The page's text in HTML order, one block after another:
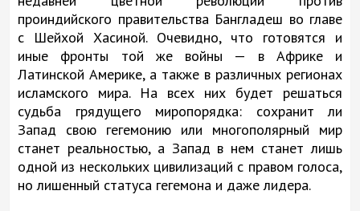
проиндийского правительства Бангладеш во главе
с Шейхой Хасиной. Очевидно, что готовятся и
иные фронты той же войны — в Африке и
Латинской Америке, а также в различных регионах
исламского мира. На всех них будет решаться
судьба грядущего миропорядка: сохранит ли
Запад свою гегемонию или многополярный мир
станет реальностью, а Запад в нем станет лишь
одной из нескольких цивилизаций с правом голоса,
но лишенный статуса гегемона и даже лидера.